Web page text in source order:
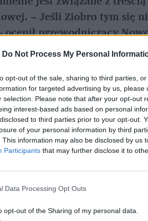
Do Not Process My Personal
opt-out of the sale, sharing to third parties,
for targeted advertising by us,
selection. Please note that after your opt-out
interest-based ads based on personal
to third parties prior to your opt-out.
of your personal information by third
This information may also be disclosed by us
Participants that may further disclose it to
Data Processing Opt Outs
opt-out of the Sharing of my personal data.
– Jeśli Ziobro tym się
przewodniczący
medium w Google
że w związku z
zawiadomienie do
polityków PiS
znaleźli się m.in. Mateusz